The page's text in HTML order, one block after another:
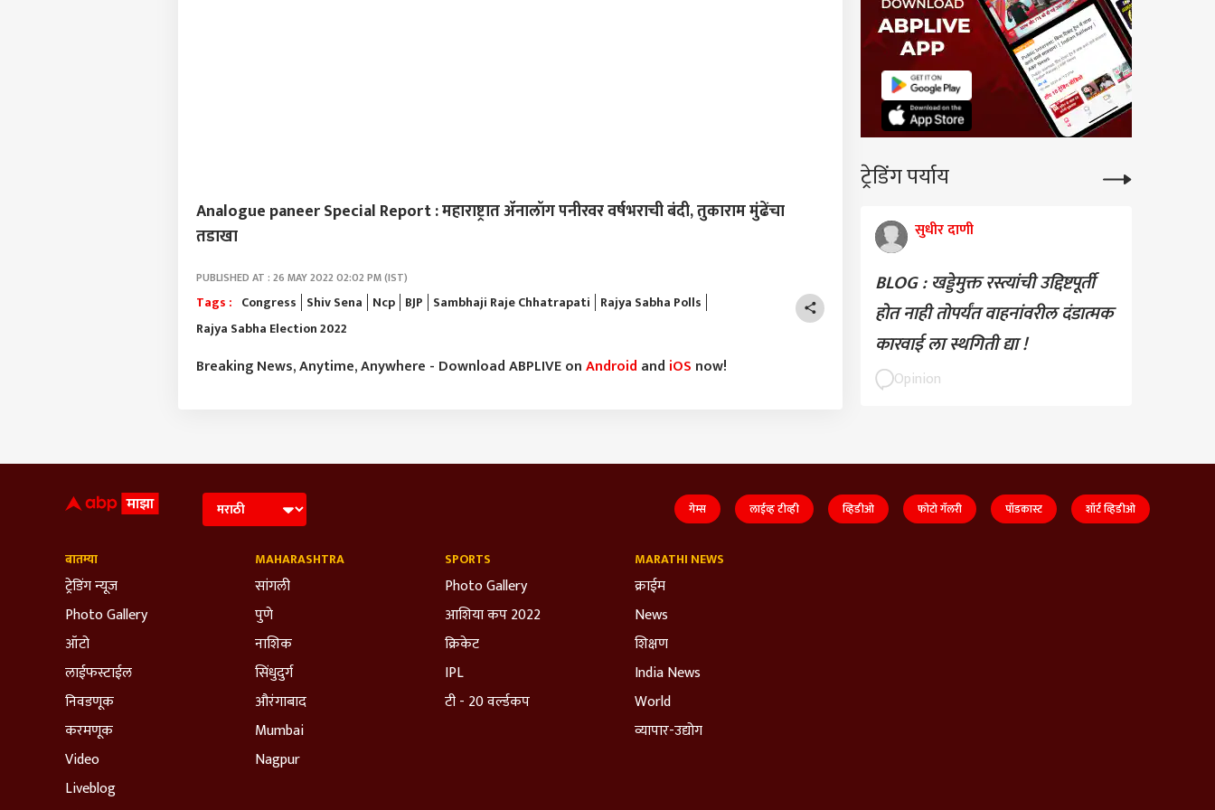
Analogue paneer Special Report : महाराष्ट्रात ॲनालॉग पनीरवर वर्षभराची बंदी, तुकाराम मुंढेंचा
तडाखा
PUBLISHED AT : 26 MAY 2022 02:02 PM (IST)
Tags : Congress Shiv Sena Ncp BJP Sambhaji Raje Chhatrapati Rajya Sabha Polls
Rajya Sabha Election 2022
Breaking News, Anytime, Anywhere - Download ABPLIVE onAndroid and iOS now!
ट्रेडिंग पर्याय
सुधीर दाणी
BLOG : खड्डेमुक्त रस्त्यांची उद्दिष्टपूर्ती
होत नाही तोपर्यंत वाहनांवरील दंडात्मक
कारवाई ला स्थगिती द्या !
Opinion
गेम्स लाईव्ह टीव्ही व्हिडीओ फोटो गॅलरी पॉडकास्ट शॉर्ट व्हिडीओ
बातम्या
ट्रेडिंग न्यूज
Photo Gallery
ऑटो
लाईफस्टाईल
निवडणूक
करमणूक
Video
Liveblog
MAHARASHTRA
सांगली
पुणे
नाशिक
सिंधुदुर्ग
औरंगाबाद
Mumbai
Nagpur
SPORTS
Photo Gallery
आशिया कप 2022
क्रिकेट
IPL
टी - 20 वर्ल्डकप
MARATHI NEWS
क्राईम
News
शिक्षण
India News
World
व्यापार-उद्योग